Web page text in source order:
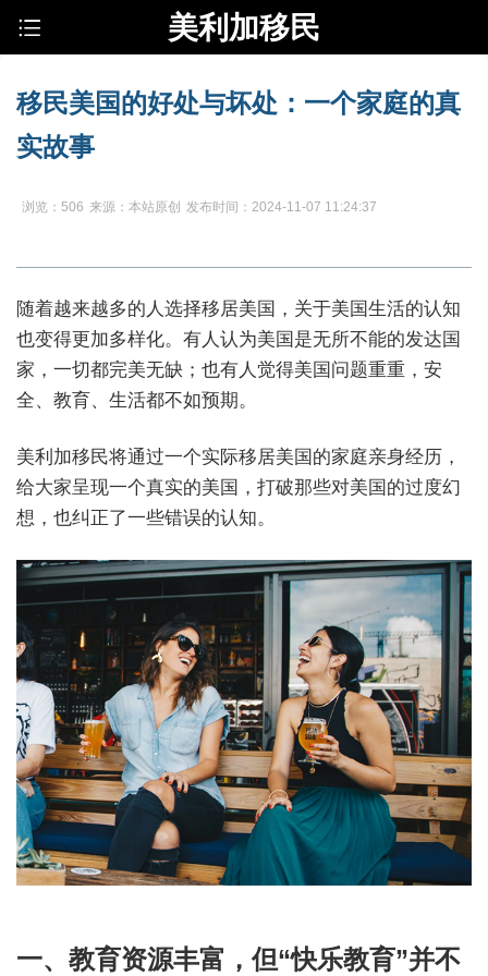
美利加移民
移民美国的好处与坏处：一个家庭的真
实故事
浏览：506 来源：本站原创 发布时间：2024-11-07 11:24:37
随着越来越多的人选择移居美国，关于美国生活的认知
也变得更加多样化。有人认为美国是无所不能的发达国
家，一切都完美无缺；也有人觉得美国问题重重，安
全、教育、生活都不如预期。
美利加移民将通过一个实际移居美国的家庭亲身经历，
给大家呈现一个真实的美国，打破那些对美国的过度幻
想，也纠正了一些错误的认知。
一、教育资源丰富，但“快乐教育”并不